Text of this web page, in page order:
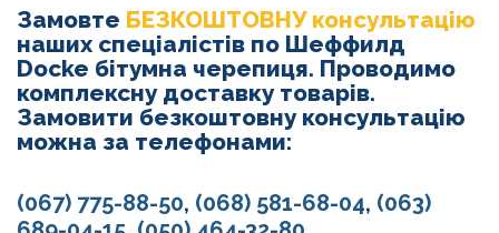
Замовте БЕЗКОШТОВНУ консультацію
наших спеціалістів по Шеффилд
Docke бітумна черепиця. Проводимо
комплексну доставку товарів.
Замовити безкоштовну консультацію
можна за телефонами:
(067) 775-88-50, (068) 581-68-04, (063)